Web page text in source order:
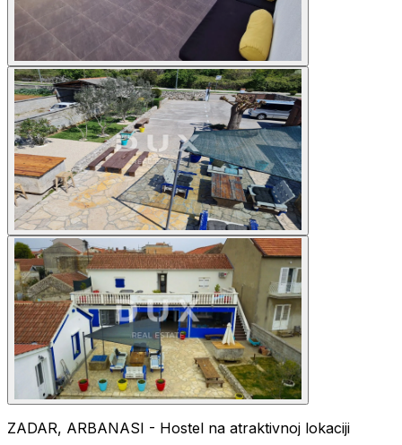
ZADAR, ARBANASI - Hostel na atraktivnoj lokaciji